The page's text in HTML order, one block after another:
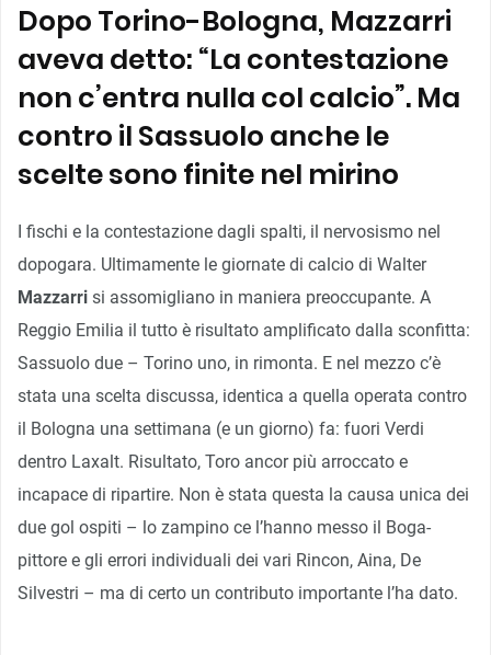
Dopo Torino-Bologna, Mazzarri
aveva detto: “La contestazione
non c’entra nulla col calcio”. Ma
contro il Sassuolo anche le
scelte sono finite nel mirino
I fischi e la contestazione dagli spalti, il nervosismo nel
dopogara. Ultimamente le giornate di calcio di Walter
Mazzarri si assomigliano in maniera preoccupante. A
Reggio Emilia il tutto è risultato amplificato dalla sconfitta:
Sassuolo due – Torino uno, in rimonta. E nel mezzo c’è
stata una scelta discussa, identica a quella operata contro
il Bologna una settimana (e un giorno) fa: fuori Verdi
dentro Laxalt. Risultato, Toro ancor più arroccato e
incapace di ripartire. Non è stata questa la causa unica dei
due gol ospiti – lo zampino ce l’hanno messo il Boga-
pittore e gli errori individuali dei vari Rincon, Aina, De
Silvestri – ma di certo un contributo importante l’ha dato.